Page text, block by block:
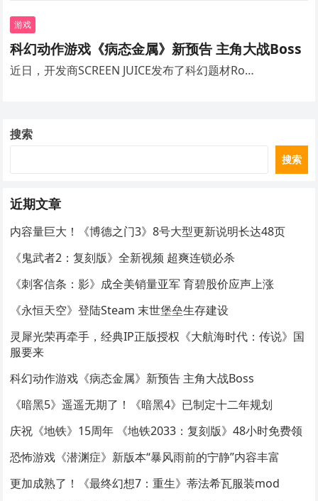
游戏
科幻动作游戏《病态金属》新预告 主角大战Boss
近日，开发商SCREEN JUICE发布了科幻题材Ro…
搜索
搜索
近期文章
内容量巨大！《博德之门3》8号大型更新说明长达48页
《鬼武者2：复刻版》全新视频 超爽连锁必杀
《刺客信条：影》成全美销量亚军 育碧股价应声上涨
《永恒天空》登陆Steam 末世堡垒生存建设
灵犀光荣再牵手，经典IP正版授权《大航海时代：传说》国
服要来
科幻动作游戏《病态金属》新预告 主角大战Boss
《暗黑5》遥遥无期了！《暗黑4》已制定十二年规划
庆祝《地铁》15周年 《地铁2033：复刻版》48小时免费领
恐怖游戏《潜渊症》新版本“暴风雨前的宁静”内容丰富
更加成熟了！《最终幻想7：重生》蒂法希瓦服装mod